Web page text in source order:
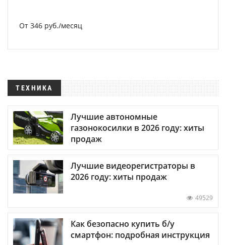
От 346 руб./месяц
ТЕХНИКА
Лучшие автономные
газонокосилки в 2026 году: хиты
продаж
Лучшие видеорегистраторы в
2026 году: хиты продаж
49529
Как безопасно купить б/у
смартфон: подробная инструкция